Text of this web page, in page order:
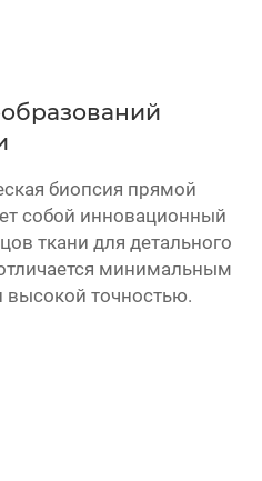
биопсия прямой
собой инновационный
ткани для детального
минимальным
точностью.